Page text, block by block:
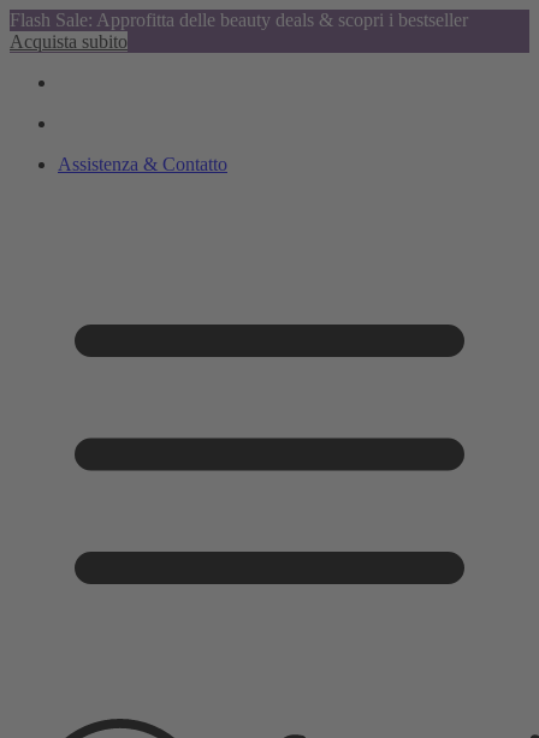
Flash Sale: Approfitta delle beauty deals & scopri i bestseller
Acquista subito
Assistenza & Contatto